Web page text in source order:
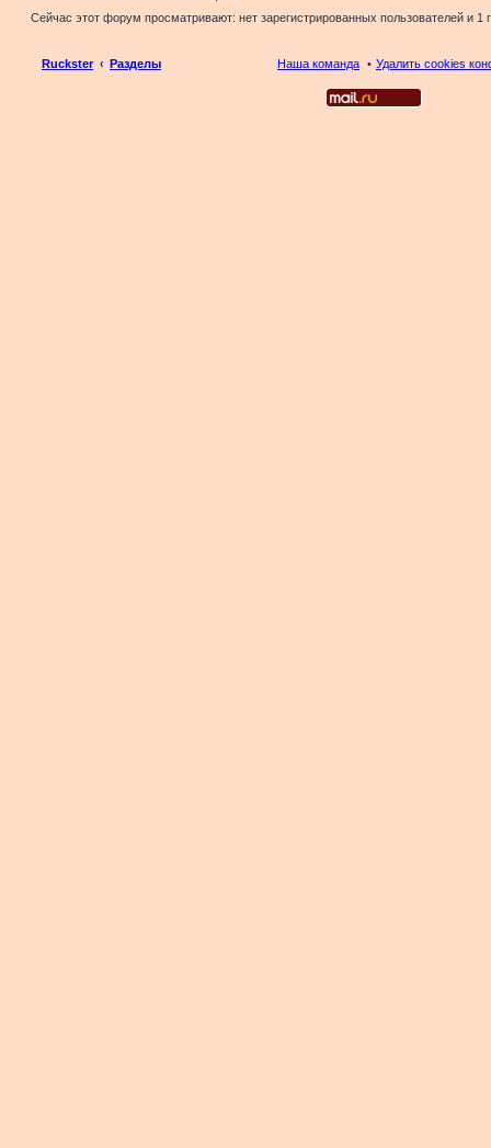
Сейчас этот форум просматривают: нет зарегистрированных пользователей и 1
Ruckster Разделы Удалить cookies
Наша команда